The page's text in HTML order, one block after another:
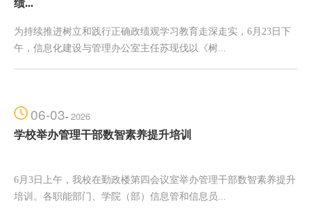
绩...
为持续推进树立和践行正确政绩观学习教育走深走实，6月23日下
午，信息化建设与管理办公室主任苏现伐以《树...
06-03- 2026
学校举办管理干部数智素养提升培训
6月3日上午，我校在勤政楼第四会议室举办管理干部数智素养提升
培训。各职能部门、学院（部）信息管和信息员...